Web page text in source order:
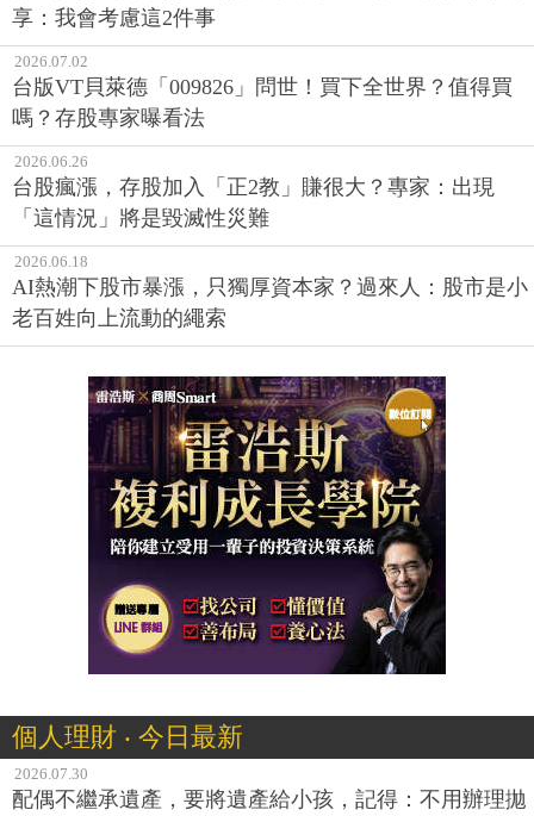
享：我會考慮這2件事
2026.07.02
台版VT貝萊德「009826」問世！買下全世界？值得買
嗎？存股專家曝看法
2026.06.26
台股瘋漲，存股加入「正2教」賺很大？專家：出現
「這情況」將是毀滅性災難
2026.06.18
AI熱潮下股市暴漲，只獨厚資本家？過來人：股市是小
老百姓向上流動的繩索
個人理財 ‧ 今日最新
2026.07.30
配偶不繼承遺產，要將遺產給小孩，記得：不用辦理拋